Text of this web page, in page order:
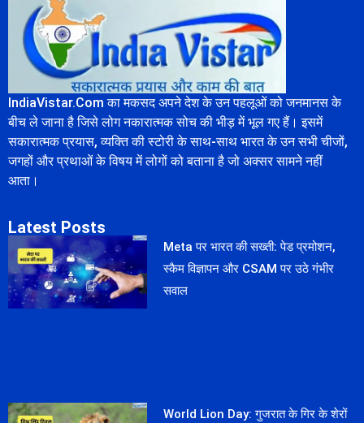
IndiaVistar.Com का मकसद अपने देश के उन पहलूओं को जनमानस के
बीच ले जाना है जिसे लोग नकारात्मक सोच की भीड़ में भूल गए हैं। इसमें
सकारात्मक प्रयास, व्यक्ति की स्टोरी के साथ-साथ भारत के उन सभी चीजों,
जगहों और प्रथाओं के विषय में लोगों को बताना है जो अक्सर सामने नहीं
आता।
Latest Posts
Meta पर भारत की सख्ती: पेड प्रमोशन,
स्कैम विज्ञापन और CSAM पर उठे गंभीर
सवाल
World Lion Day: गुजरात के गिर के शेरों